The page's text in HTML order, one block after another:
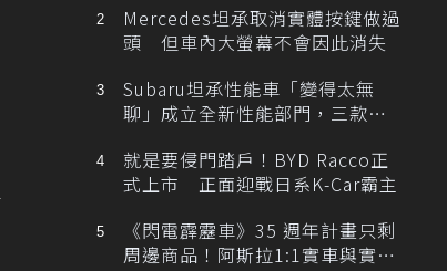
Mercedes坦承取消實體按鍵做過
頭 但車內大螢幕不會因此消失
Subaru坦承性能車「變得太無
聊」成立全新性能部門，三款手
就是要侵門踏戶！BYD Racco正
式上市 正面迎戰日系K-Car霸主
《閃電霹靂車》35 週年計畫只剩
周邊商品！阿斯拉1:1實車與實體